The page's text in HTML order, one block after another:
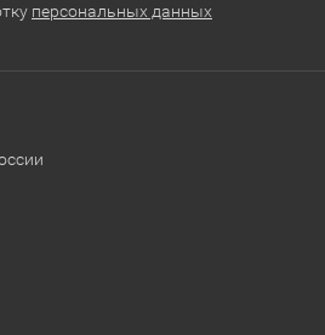
персональных данных